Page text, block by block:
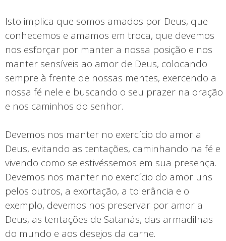
Isto implica que somos amados por Deus, que
conhecemos e amamos em troca, que devemos
nos esforçar por manter a nossa posição e nos
manter sensíveis ao amor de Deus, colocando
sempre à frente de nossas mentes, exercendo a
nossa fé nele e buscando o seu prazer na oração
e nos caminhos do senhor.
Devemos nos manter no exercício do amor a
Deus, evitando as tentações, caminhando na fé e
vivendo como se estivéssemos em sua presença.
Devemos nos manter no exercício do amor uns
pelos outros, a exortação, a tolerância e o
exemplo, devemos nos preservar por amor a
Deus, as tentações de Satanás, das armadilhas
do mundo e aos desejos da carne.